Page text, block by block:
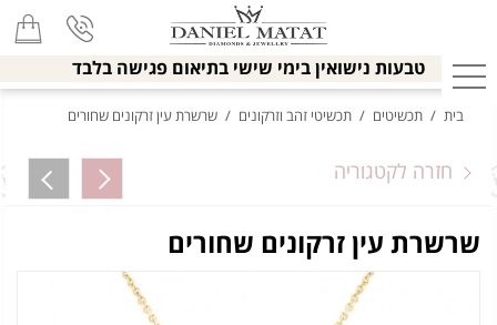
טבעות נישואין בימי שישי בתיאום פגישה בלבד
בית / תכשיטים / תכשיטי זהב וזרקונים / שרשרת עין זרקונים שחורים
חזרה לקטגוריה
שרשרת עין זרקונים שחורים